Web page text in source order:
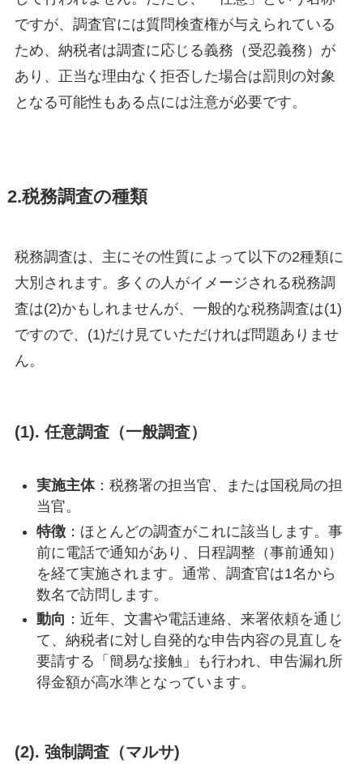
ですが、調査官には質問検査権が与えられている
ため、納税者は調査に応じる義務（受忍義務）が
あり、正当な理由なく拒否した場合は罰則の対象
となる可能性もある点には注意が必要です。
2.税務調査の種類
税務調査は、主にその性質によって以下の2種類に
大別されます。多くの人がイメージされる税務調
査は(2)かもしれませんが、一般的な税務調査は(1)
ですので、(1)だけ見ていただければ問題ありませ
ん。
(1).任意調査（一般調査）
実施主体：税務署の担当官、または国税局の担
当官。
特徴：ほとんどの調査がこれに該当します。事
前に電話で通知があり、日程調整（事前通知）
を経て実施されます。通常、調査官は1名から
数名で訪問します。
動向 ：近年、文書や電話連絡、来署依頼を通じ
て、納税者に対し自発的な申告内容の見直しを
要請する「簡易な接触」も行われ、申告漏れ所
得金額が高水準となっています。
(2). 強制調査（マルサ)